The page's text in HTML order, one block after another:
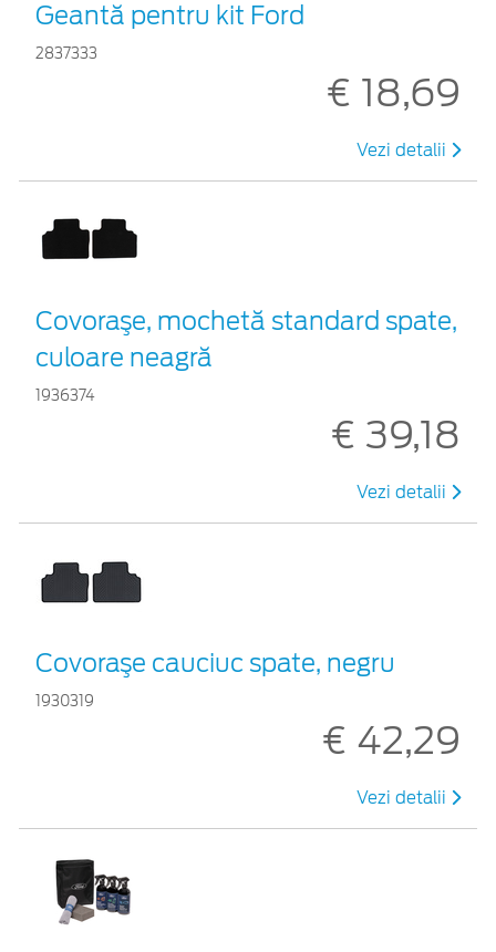
Geantă pentru kit Ford
2837333
€ 18,69
Vezi detalii
Covoraşe, mochetă standard spate,
culoare neagră
1936374
€ 39,18
Vezi detalii
Covoraşe cauciuc spate, negru
1930319
€ 42,29
Vezi detalii